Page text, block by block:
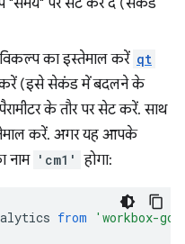
"समय" पर सेट कर दें (सेकंड
विकल्प का इस्तेमाल करें qt
करें (इसे सेकंड में बदलने के
के तौर पर सेट करें. साथ
करें. अगर यह आपके
नाम 'cm1' होगा:
from 'workbox-